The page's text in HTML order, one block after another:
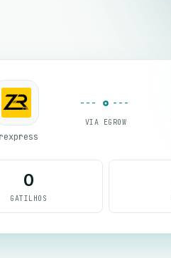
VIA EGROW
0
GATILHOS